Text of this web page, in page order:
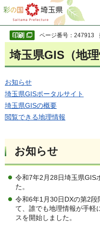
彩の国 埼玉県
ページ番号：247913
埼玉県GIS（地
お知らせ
埼玉県GISポータルサイト
埼玉県GISの概要
閲覧できる地理情報
お知らせ
令和7年2月28日埼玉県GIS
た。
令和6年1月30日DXの第2
て、誰でも地理情報が手軽
スを開始しました。